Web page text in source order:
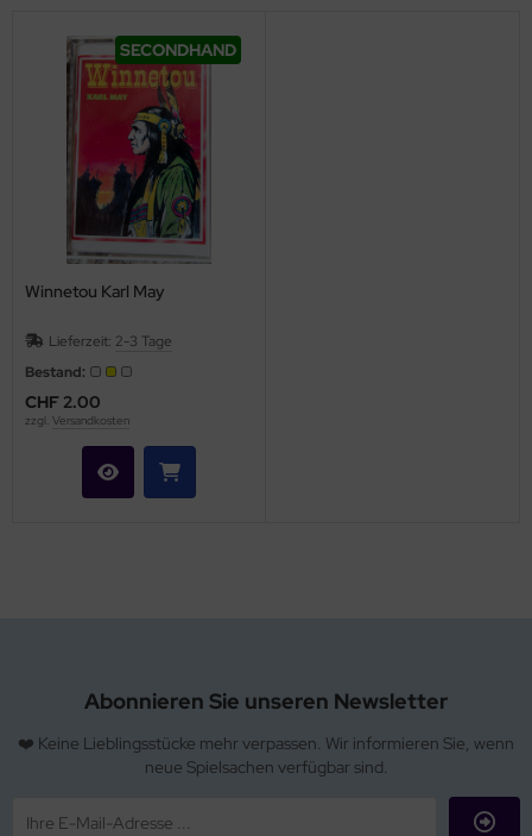
SECONDHAND
Winnetou Karl May
Lieferzeit: 2-3 Tage
Bestand:
CHF 2.00
zzgl. Versandkosten
Abonnieren Sie unseren Newsletter
❤️ Keine Lieblingsstücke mehr verpassen. Wir informieren Sie, wenn
neue Spielsachen verfügbar sind.